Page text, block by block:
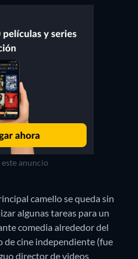
anuncio
camello se queda sin
algunas tareas para un
comedia alrededor del
de cine independiente (fue
director de videos